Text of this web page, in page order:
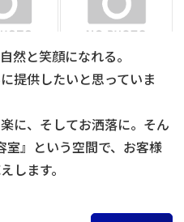
然と笑顔になれる。
提供したいと思っていま
に、そしてお洒落に。そん
室』という空間で、お客様
します。